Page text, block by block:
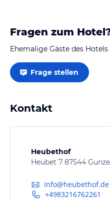
Fragen zum
Ehemalige Gäste des
Frage stellen
Kontakt
Heubethof
Heubet 7 87544
info@heubethof.de
+4983216762261